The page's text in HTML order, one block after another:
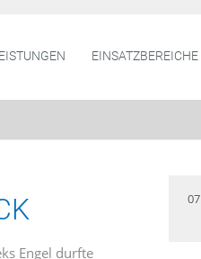
EINSATZBEREICHE
Engel durfte
07